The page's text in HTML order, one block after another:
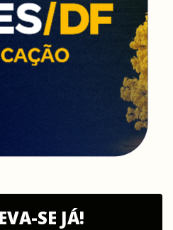
SE JÁ!